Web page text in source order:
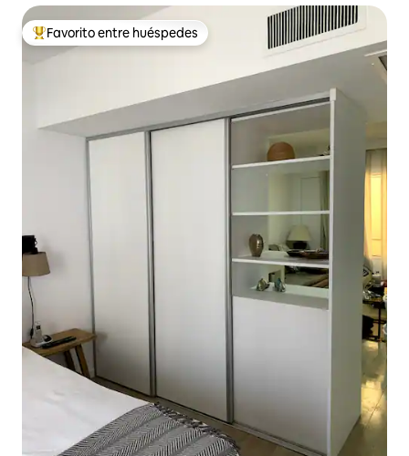
Favorito entre huéspedes preferido
Favorito entre huéspedes